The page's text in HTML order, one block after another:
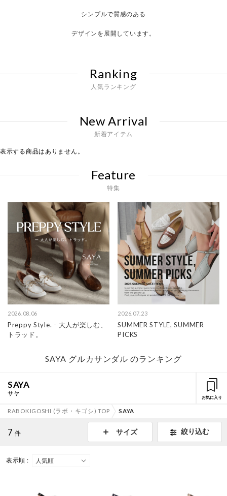
シンプルで質感のある
デザインを展開しています。
Ranking
人気ランキング
New Arrival
新着アイテム
表示する商品はありません。
Feature
特集
2026.08.06
Preppy Style. - 大人が楽しむ、
トラッド。
2026.07.23
SUMMER STYLE, SUMMER
PICKS
SAYA グルカサンダル のランキング
SAYA
サヤ
お気に入り
RABOKIGOSHI (ラボ・キゴシ) TOP SAYA
7 件 サイズ 絞り込む
表示順 :